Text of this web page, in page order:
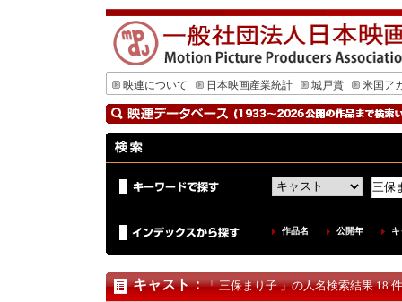
映連について 日本映画産業統計 城戸賞 米国ア
作品名 公開年
キャスト：「 三保まり子 」の人名検索結果 18 件